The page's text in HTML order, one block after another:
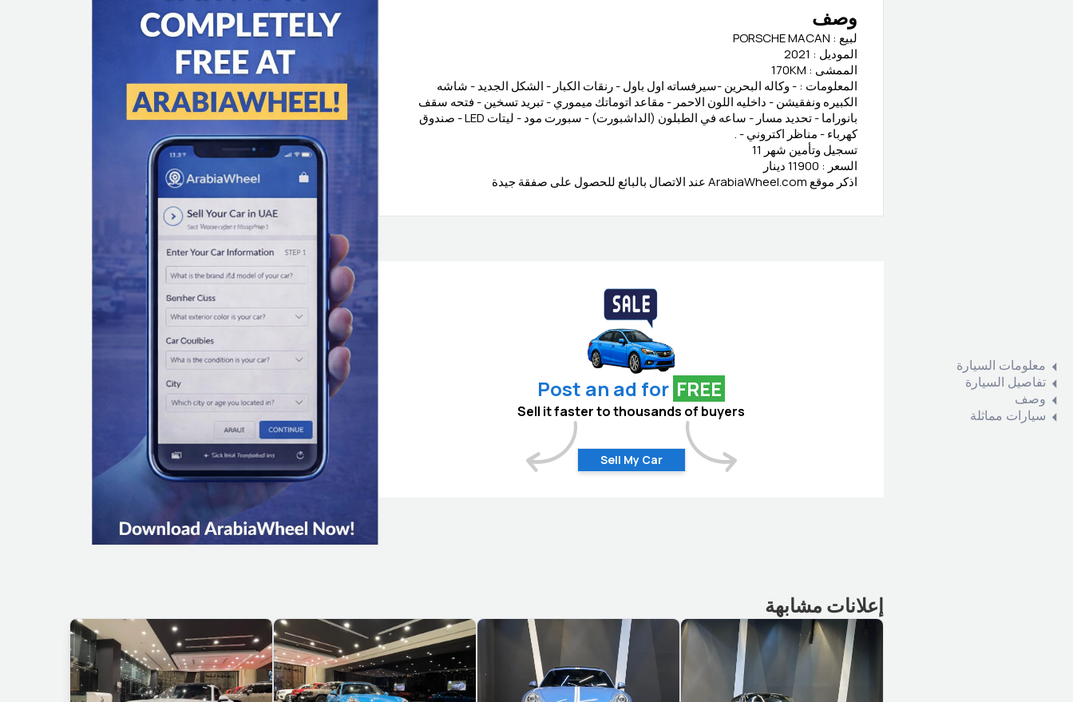
معلومات السيارة
تفاصيل السيارة
وصف
سيارات مماثلة
وصف
لبيع : PORSCHE MACAN
الموديل : 2021
الممشى : 170KM
المعلومات : - وكاله البحرين -سيرفساته اول باول - رنقات الكبار - الشكل الجديد - شاشه
الكبيره ونفقيشن - داخليه اللون الاحمر - مقاعد اتوماتك ميموري - تبريد تسخين - فتحه سقف
بانوراما - تحديد مسار - ساعه في الطبلون (الداشبورت) - سبورت مود - ليتات LED - صندوق
كهرباء - مناظر اكتروني - .
تسجيل وتأمين شهر 11
السعر : 11900 دينار
اذكر موقع ArabiaWheel.com عند الاتصال بالبائع للحصول على صفقة جيدة
Post an ad for FREE
Sell it faster to thousands of buyers
Sell My Car
إعلانات مشابهة